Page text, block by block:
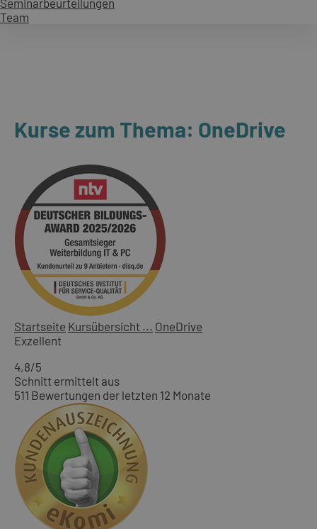
Team
Kurse zum Thema: OneDrive
Startseite Kursübersicht ... OneDrive
Exzellent
4,8/5
Schnitt ermittelt aus
511 Bewertungen der letzten 12 Monate